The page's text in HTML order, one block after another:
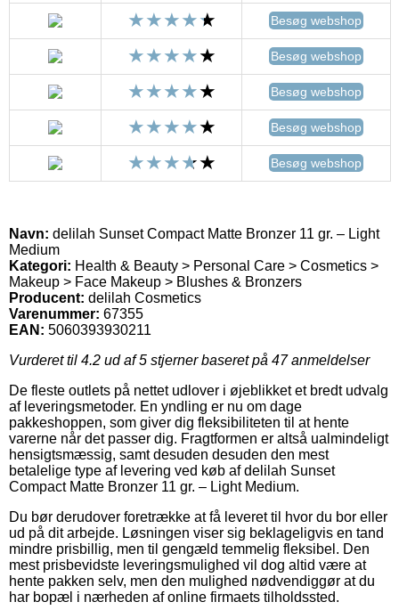
Besøg webshop
Besøg webshop
Besøg webshop
Besøg webshop
Besøg webshop
Navn: delilah Sunset Compact Matte Bronzer 11 gr. – Light
Medium
Kategori: Health & Beauty > Personal Care > Cosmetics >
Makeup > Face Makeup > Blushes & Bronzers
Producent: delilah Cosmetics
Varenummer: 67355
EAN: 5060393930211
Vurderet til 4.2 ud af 5 stjerner baseret på 47anmeldelser
De fleste outlets på nettet udlover i øjeblikket et bredt udvalg
af leveringsmetoder. En yndling er nu om dage
pakkeshoppen, som giver dig fleksibiliteten til at hente
varerne når det passer dig. Fragtformen er altså ualmindeligt
hensigtsmæssig, samt desuden desuden den mest
betalelige type af levering ved køb af delilah Sunset
Compact Matte Bronzer 11 gr. – Light Medium.
Du bør derudover foretrække at få leveret til hvor du bor eller
ud på dit arbejde. Løsningen viser sig beklageligvis en tand
mindre prisbillig, men til gengæld temmelig fleksibel. Den
mest prisbevidste leveringsmulighed vil dog altid være at
hente pakken selv, men den mulighed nødvendiggør at du
har bopæl i nærheden af online firmaets tilholdssted.